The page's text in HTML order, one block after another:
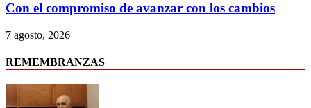
Con el compromiso de avanzar con los cambios
7 agosto, 2026
REMEMBRANZAS